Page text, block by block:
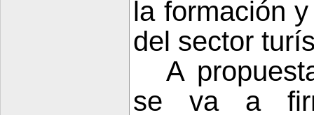
la formación
del sector
A
se va a